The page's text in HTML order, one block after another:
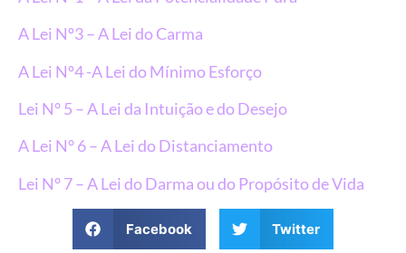
A Lei Nº3 – A Lei do Carma
A Lei Nº4 -A Lei do Mínimo Esforço
Lei N° 5 – A Lei da Intuição e do Desejo
A Lei N° 6 – A Lei do Distanciamento
Lei N° 7 – A Lei do Darma ou do Propósito de Vida
Facebook Twitter